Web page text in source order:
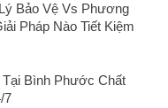
Bảo Vệ Vs Phương
Pháp Nào Tiết Kiệm
Tại Bình Phước Chất
7